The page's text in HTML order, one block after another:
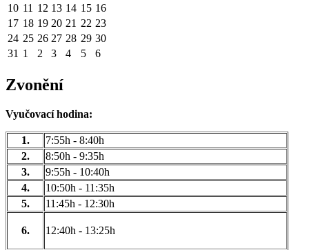
10 11 12 13 14 15 16
17 18 19 20 21 22 23
24 25 26 27 28 29 30
31 1 2 3 4 5 6
Zvonění
Vyučovací hodina:
1.
7:55h - 8:40h
2.
8:50h - 9:35h
3.
9:55h - 10:40h
4.
10:50h - 11:35h
5.
11:45h - 12:30h
6. 12:40h - 13:25h